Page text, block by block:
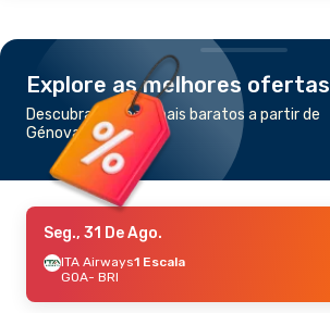
Explore as melhores ofertas
Descubra os voos mais baratos a partir de
Génova para Bari
Seg., 31 De Ago.
ITA Airways1 Escala
GOA- BRI